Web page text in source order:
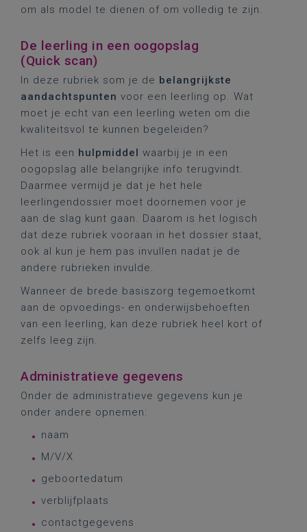
om als model te dienen of om volledig te zijn.
De leerling in een oogopslag
(Quick scan)
In deze rubriek som je de belangrijkste
aandachtspunten voor een leerling op. Wat
moet je echt van een leerling weten om die
kwaliteitsvol te kunnen begeleiden?
Het is een hulpmiddel waarbij je in een
oogopslag alle belangrijke info terugvindt.
Daarmee vermijd je dat je het hele
leerlingendossier moet doornemen voor je
aan de slag kunt gaan. Daarom is het logisch
dat deze rubriek vooraan in het dossier staat,
ook al kun je hem pas invullen nadat je de
andere rubrieken invulde.
Wanneer de brede basiszorg tegemoetkomt
aan de opvoedings- en onderwijsbehoeften
van een leerling, kan deze rubriek heel kort of
zelfs leeg zijn.
Administratieve gegevens
Onder de administratieve gegevens kun je
onder andere opnemen:
naam
M/V/X
geboortedatum
verblijfplaats
contactgegevens